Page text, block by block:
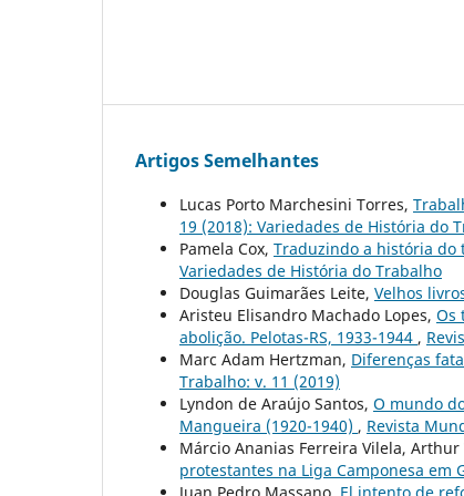
Artigos Semelhantes
Lucas Porto Marchesini Torres,
19 (2018): Variedades de História do
Pamela Cox, Traduzindo a história do
Variedades de História do Trabalho
Douglas Guimarães Leite, Velhos
Aristeu Elisandro Machado Lopes, Os
abolição. Pelotas-RS, 1933-1944 ,
Marc Adam Hertzman, Diferenças
Trabalho: v. 11 (2019)
Lyndon de Araújo Santos, O mundo
Mangueira (1920-1940) , Revista
Márcio Ananias Ferreira Vilela, Arthur
protestantes na Liga Camponesa em